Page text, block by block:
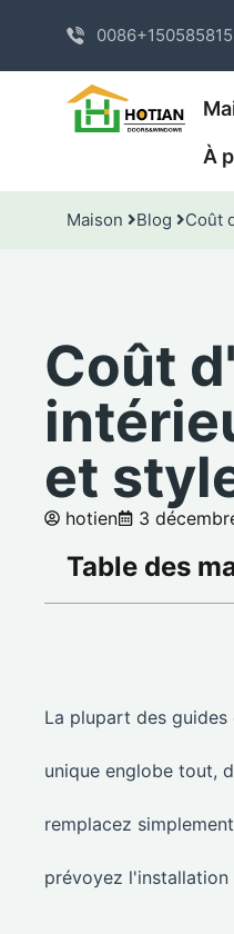
À
Maison Blog Coût
Coût
et
hotien 3
Table des
La plupart des
unique englobe tout,
remplacez
prévoyez